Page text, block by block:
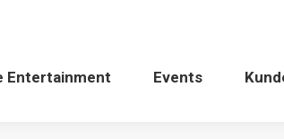
Entertainment Events